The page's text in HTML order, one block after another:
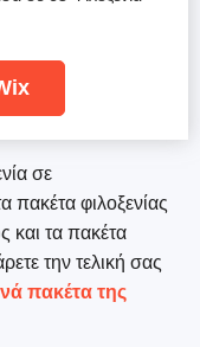
σε
πακέτα φιλοξενίας
τα πακέτα
την τελική σας
πακέτα της